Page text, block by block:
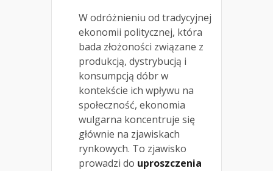
W odróżnieniu od tradycyjnej
ekonomii politycznej, która
bada złożoności związane z
produkcją, dystrybucją i
konsumpcją dóbr w
kontekście ich wpływu na
społeczność, ekonomia
wulgarna koncentruje się
głównie na zjawiskach
rynkowych. To zjawisko
prowadzi do uproszczenia